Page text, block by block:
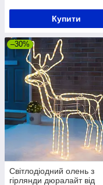
Купити
–30%
Світлодіодний олень з
гірлянди дюралайт від